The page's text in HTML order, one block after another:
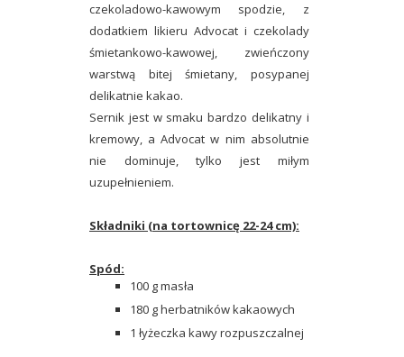
czekoladowo-kawowym spodzie, z
dodatkiem likieru Advocat i czekolady
śmietankowo-kawowej, zwieńczony
warstwą bitej śmietany, posypanej
delikatnie kakao.
Sernik jest w smaku bardzo delikatny i
kremowy, a Advocat w nim absolutnie
nie dominuje, tylko jest miłym
uzupełnieniem.
Składniki (na tortownicę 22-24 cm):
Spód:
100 g masła
180 g herbatników kakaowych
1 łyżeczka kawy rozpuszczalnej